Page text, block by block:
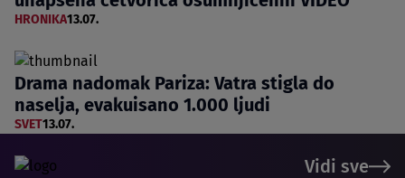
HRONIKA13.07.
Drama nadomak Pariza: Vatra stigla do
naselja, evakuisano 1.000 ljudi
SVET13.07.
Vidi sve